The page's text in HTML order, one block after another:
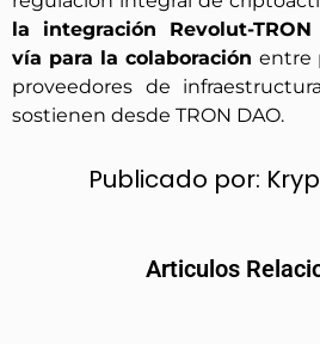
la integración Revolut-
vía para la colaboración entre
proveedores de
sostienen desde TRON DAO.
Publicado por:
Articulos